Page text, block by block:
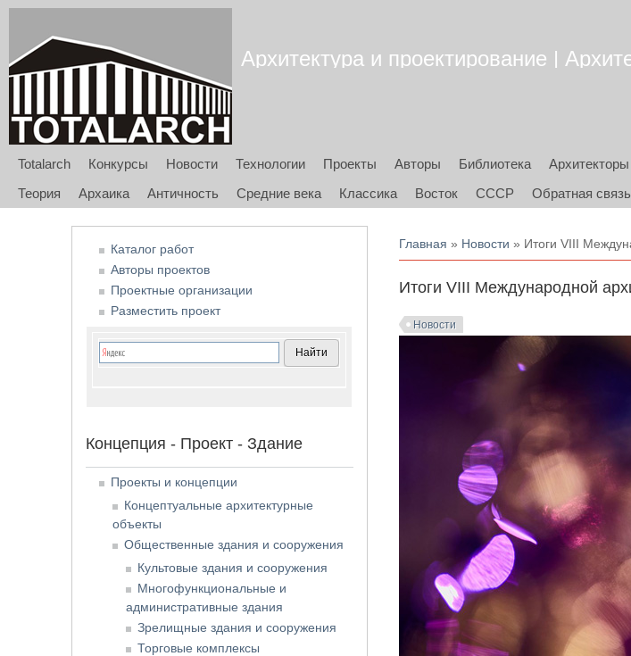
Архитектура и проектирование |
Totalarch Конкурсы Новости Технологии Проекты Авторы Библиотека Архитекторы
Теория
Архаика Античность Средние века Классика Восток СССР Обратная связь
Вы здесь
Главная » Новости » Итоги VIII
Итоги VIII Международной
Новости
Каталог работ
Авторы проектов
Проектные организации
Разместить проект
Концепция - Проект - Здание
Проекты и концепции
Концептуальные архитектурные
объекты
Общественные здания и сооружения
Культовые здания и сооружения
Многофункциональные и
административные здания
Зрелищные здания и сооружения
Торговые комплексы